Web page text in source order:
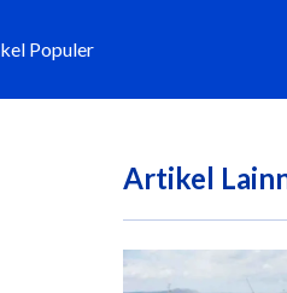
Populer
Artikel